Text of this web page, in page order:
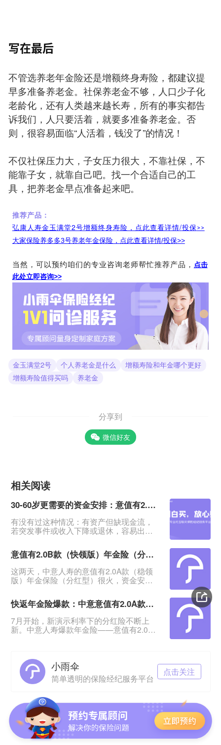
写在最后
不管选养老年金险还是增额终身寿险，都建议提
早多准备养老金。社保养老金不够，人口少子化
老龄化，还有人类越来越长寿，所有的事实都告
诉我们，人只要活着，就要多准备养老金。否
则，很容易面临“人活着，钱没了”的情况！
不仅社保压力大，子女压力很大，不靠社保，不
能靠子女，就靠自己吧。找一个合适自己的工
具，把养老金早点准备起来吧。
推荐产品：
弘康人寿金玉满堂2号增额终身寿险，点此查看详情/投保>>
大家保险养多多3号养老年金保险，点此查看详情/投保>>
当然，可以预约咱们的专业咨询老师帮忙推荐产品， 点击
此处立即咨询>>
金玉满堂2号 个人养老金是什么
增额寿险和年金哪个更好
增额寿险值得买吗
养老金
分享到
微信好友
相关阅读
30-60岁更需要的资金安排：意值有2.0B款（快领版）分红年金险
有没有过这种情况：有资产但缺现金流，
若突发事件或收入下降或退休，容易出现
活。&nbsp;一笔安全的、能提供持续现金
流、在急需用钱时又能无损失拿回的资
金，在这时候就显得特别重要。&nbsp;中
意意值有2.0B款（快领版）年金保险（分
红型）：回血快、返钱快、资金安全，提
更需要的资金规划。&n
意值有2.0B款（快领版）年金险（分红型）相比A款有哪些优势？
这两天，中意人寿的意值有2.0A款（稳领
版）年金保险（分红型）很火，资金安
个系列还有个B款（快领版）：这款有哪些
保障？与A款有哪些区别？今日就来测一测
意值有2.0B款（快领版）年金保险（分红
型）。一、意值有2.0B款（快领版）保障
怎么样？与A款有哪些区别？意值有2.0B款
快返年金险爆款：中意意值有2.0A款年金保险（分红型）来了
7月开始，新演示利率下的分红险不断上
新。中意人寿爆款年金险——意值有2.0A
买。今日就来做一个详细测评，关注快返
年金险的一起来看。
&nbsp;&nbsp;&nbsp;&nbsp;一、意值有
看投保规则
小雨伞
简单透明的保险经纪服务平台
点击关注